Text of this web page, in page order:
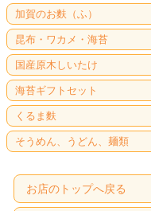
加賀のお麩（ふ）
昆布・ワカメ・海苔
国産原木しいたけ
海苔ギフトセット
くるま麩
そうめん、うどん、麺類
お店のトップへ戻る